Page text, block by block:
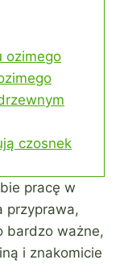
ozimego
czosnek
pracę w
przyprawa,
bardzo ważne,
i znakomicie